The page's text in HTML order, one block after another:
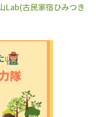
Lab(古民家宿ひみつき